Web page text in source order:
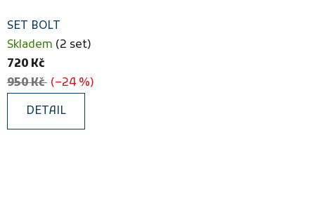
SET BOLT
Skladem (2 set)
720 Kč
950 Kč (–24 %)
DETAIL